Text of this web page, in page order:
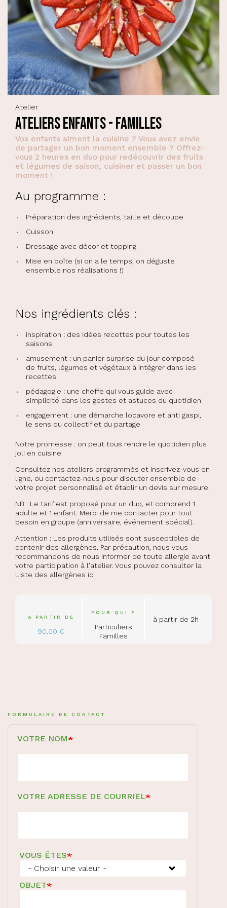
Atelier
Ateliers Enfants - Familles
Vos enfants aiment la cuisine ? Vous avez envie
de partager un bon moment ensemble ? Offrez-
vous 2 heures en duo pour redécouvrir des fruits
et légumes de saison, cuisiner et passer un bon
moment !
Au programme :
Préparation des ingrédients, taille et découpe
Cuisson
Dressage avec décor et topping
Mise en boîte (si on a le temps, on déguste
ensemble nos réalisations !)
Nos ingrédients clés :
inspiration : des idées recettes pour toutes les
saisons
amusement : un panier surprise du jour composé
de fruits, légumes et végétaux à intégrer dans les
recettes
pédagogie : une cheffe qui vous guide avec
simplicité dans les gestes et astuces du quotidien
engagement : une démarche locavore et anti gaspi,
le sens du collectif et du partage
Notre promesse : on peut tous rendre le quotidien plus
joli en cuisine
Consultez nos ateliers programmés et inscrivez-vous en
ligne, ou contactez-nous pour discuter ensemble de
votre projet personnalisé et établir un devis sur mesure.
NB : Le tarif est proposé pour un duo, et comprend 1
adulte et 1 enfant. Merci de me contacter pour tout
besoin en groupe (anniversaire, événement spécial).
Attention : Les produits utilisés sont susceptibles de
contenir des allergènes. Par précaution, nous vous
recommandons de nous informer de toute allergie avant
votre participation à l'atelier. Vous pouvez consulter la
Liste des allergènes ici
A PARTIR DE
90,00 €
POUR QUI ?
Particuliers
Familles
à partir de 2h
FORMULAIRE DE CONTACT
VOTRE NOM
VOTRE ADRESSE DE COURRIEL
VOUS ÊTES
OBJET